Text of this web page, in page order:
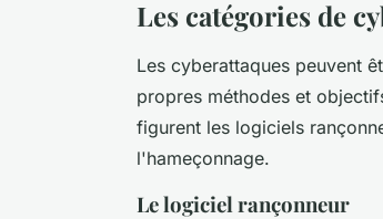
Les catégories de
Les cyberattaques peuvent
propres méthodes et
figurent les logiciels
l'hameçonnage.
Le logiciel rançonneur